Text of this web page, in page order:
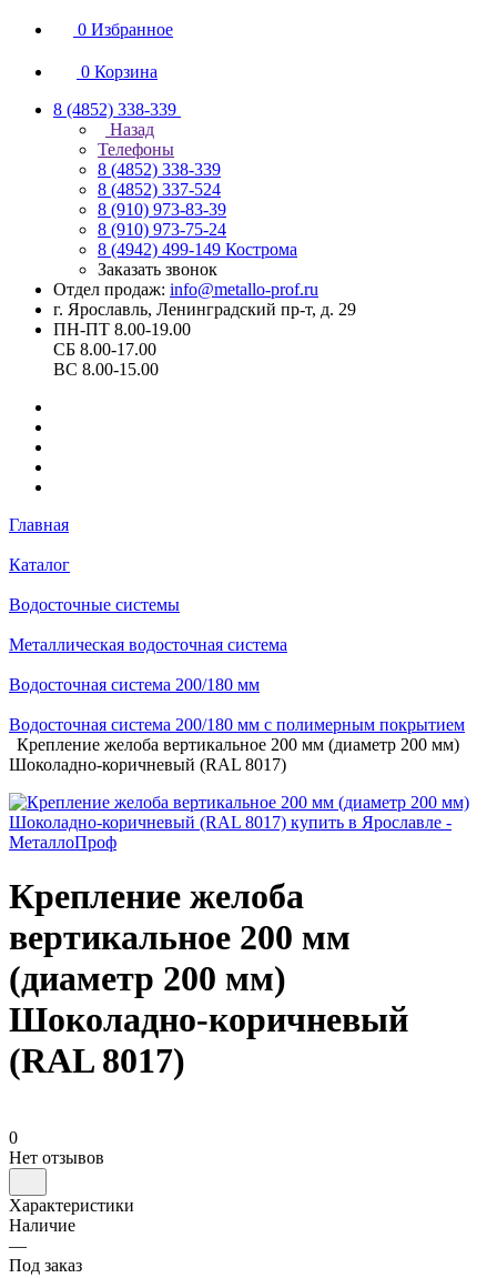
0 Избранное
0 Корзина
8 (4852) 338-339
Назад
Телефоны
8 (4852) 338-339
8 (4852) 337-524
8 (910) 973-83-39
8 (910) 973-75-24
8 (4942) 499-149 Кострома
Заказать звонок
Отдел продаж: info@metallo-prof.ru
г. Ярославль, Ленинградский пр-т, д. 29
ПН-ПТ 8.00-19.00
СБ 8.00-17.00
ВС 8.00-15.00
Главная
Каталог
Водосточные системы
Металлическая водосточная система
Водосточная система 200/180 мм
Водосточная система 200/180 мм с полимерным покрытием
Крепление желоба вертикальное 200 мм (диаметр 200 мм)
Шоколадно-коричневый (RAL 8017)
Крепление желоба
вертикальное 200 мм
(диаметр 200 мм)
Шоколадно-коричневый
(RAL 8017)
0
Нет отзывов
Характеристики
Наличие
—
Под заказ